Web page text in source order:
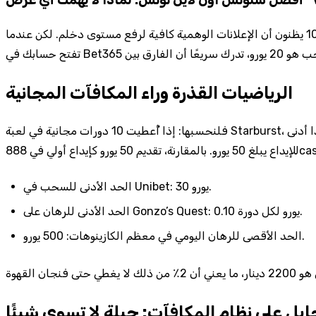
في السوق التونسي اليوم، تلعب 7٪ من اللاعبين الذين يجرّبون السلوتس عبر الإنترنت أكثر من 30 دقيقة يوميًا، وهذا يعني أن 3 من كل 10 يظنون أن الإعلانات الوهمية كافية لرفع مستوى دخلم. لكن عندما
الرياضيات القذرة وراء المكافآت المجانية
فلنحسبها: إذا أُعطيت 10 دورات مجانية في لعبة Starburst، متوسط العائد لكل دورة هو 96.1٪، لذا فإن مجموع العائد المتوقع هو 9.61 يورو فقط، بينما تتطلب معظم الكازينوهات في تونس حدًا أدنى
الحد الأدنى للسحب في Unibet: 30 يورو.
الحد الأدنى للرهان على Gonzo’s Quest: 0.10 يورو لكل دورة.
الحد الأقصى للرهان اليومي في معظم الكازينوهات: 500 يورو.